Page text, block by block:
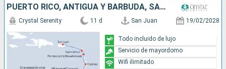
PUERTO RICO, ANTIGUA Y BARBUDA, SANTA LUCIA, GRENADA, ARUBA, COLOMBIA
Crystal Serenity 11 d San Juan 19/02/2028
Todo incluido de lujo
Servicio de mayordomo
Wifi ilimitado